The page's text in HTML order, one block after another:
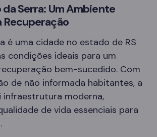
da Serra: Um Ambiente
Recuperação
é uma cidade no estado de RS
condições ideais para um
bem-sucedido. Com
de não informada habitantes, a
infraestrutura moderna,
de vida essenciais para